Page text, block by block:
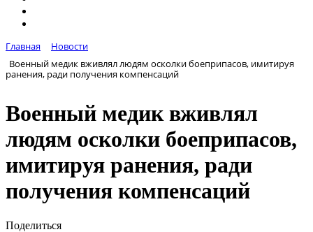
Главная
Новости
Военный медик вживлял людям осколки боеприпасов, имитируя
ранения, ради получения компенсаций
Военный медик вживлял
людям осколки боеприпасов,
имитируя ранения, ради
получения компенсаций
Поделиться